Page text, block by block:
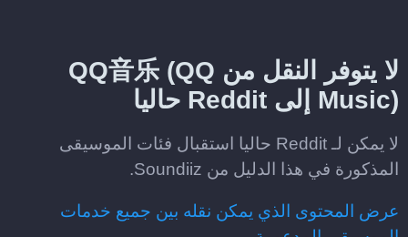
لا يتوفر النقل من QQ音乐 (QQ
Music) إلى Reddit حاليا
لا يمكن لـ Reddit حاليا استقبال فئات الموسيقى
المذكورة في هذا الدليل من Soundiiz.
عرض المحتوى الذي يمكن نقله بين جميع خدمات